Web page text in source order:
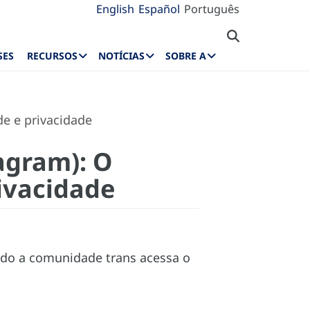
English Español Português
RECURSOS NOTÍCIAS SOBRE A
e privacidade
O
a comunidade trans acessa o